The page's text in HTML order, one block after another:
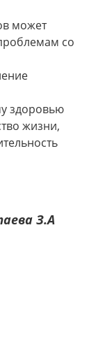
может
со
здоровью
жизни,
З.А